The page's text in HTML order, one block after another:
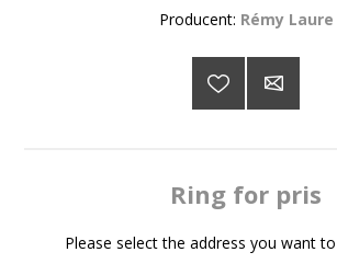
Producent: Rémy Laure
Ring for pris
Please select the address you want